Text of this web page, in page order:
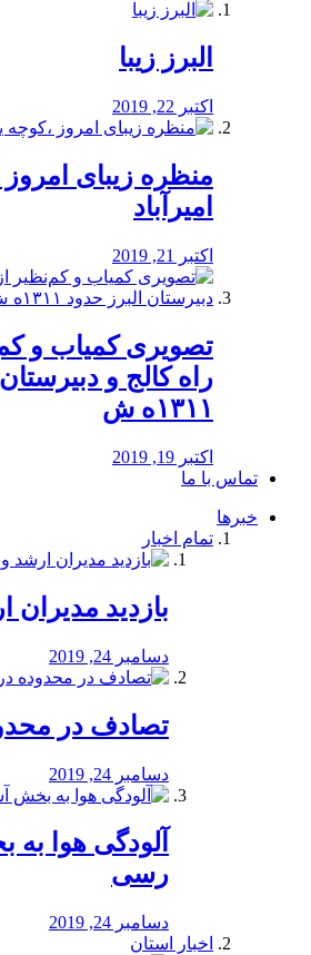
البرز زیبا
اکتبر 22, 2019
منظره‌‌ زیبای
امیرآباد
اکتبر 21, 2019
️تصویری کمیاب و
راه كالج و
۱۳۱۱ه ش
اکتبر 19, 2019
تماس با ما
خبرها
تمام اخبار
بازدید
دسامبر 24, 2019
تصادف در
دسامبر 24, 2019
آلودگی هوا
رسی
دسامبر 24, 2019
اخبار استان